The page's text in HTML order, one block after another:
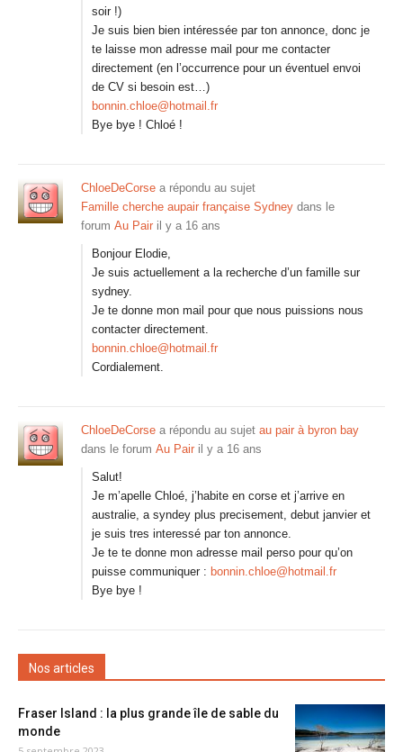
soir !)
Je suis bien bien intéressée par ton annonce, donc je
te laisse mon adresse mail pour me contacter
directement (en l’occurrence pour un éventuel envoi
de CV si besoin est…)
bonnin.chloe@hotmail.fr
Bye bye ! Chloé !
ChloeDeCorse a répondu au sujet
Famille cherche aupair française Sydney dans le
forum Au Pair il y a 16 ans
Bonjour Elodie,
Je suis actuellement a la recherche d’un famille sur
sydney.
Je te donne mon mail pour que nous puissions nous
contacter directement.
bonnin.chloe@hotmail.fr
Cordialement.
ChloeDeCorse a répondu au sujet au pair à byron bay
dans le forum Au Pair il y a 16 ans
Salut!
Je m’apelle Chloé, j’habite en corse et j’arrive en
australie, a syndey plus precisement, debut janvier et
je suis tres interessé par ton annonce.
Je te te donne mon adresse mail perso pour qu’on
puisse communiquer : bonnin.chloe@hotmail.fr
Bye bye !
Nos articles
Fraser Island : la plus grande île de sable du
monde